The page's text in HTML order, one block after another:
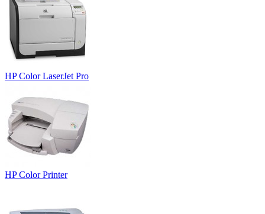
HP Color LaserJet Pro
HP Color Printer